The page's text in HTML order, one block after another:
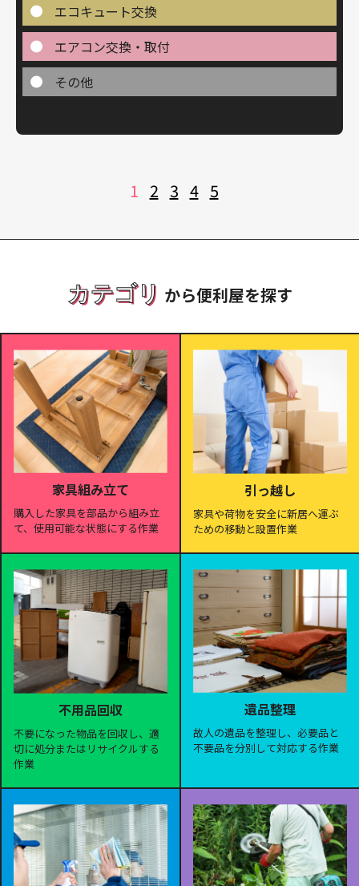
エコキュート交換
エアコン交換・取付
その他
ー
1 2 3 4 5
カテゴリ から便利屋を探す
家具組み立て
購入した家具を部品から組み立
て、使用可能な状態にする作業
引っ越し
家具や荷物を安全に新居へ運ぶ
ための移動と設置作業
不用品回収
不要になった物品を回収し、適
切に処分またはリサイクルする
作業
遺品整理
故人の遺品を整理し、必要品と
不要品を分別して対応する作業